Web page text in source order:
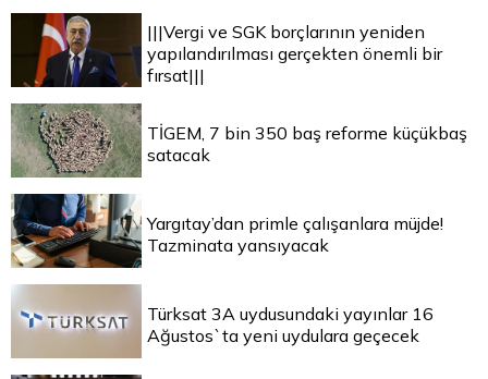
|||Vergi ve SGK borçlarının yeniden
yapılandırılması gerçekten önemli bir
fırsat|||
TİGEM, 7 bin 350 baş reforme küçükbaş
satacak
Yargıtay’dan primle çalışanlara müjde!
Tazminata yansıyacak
Türksat 3A uydusundaki yayınlar 16
Ağustos`ta yeni uydulara geçecek